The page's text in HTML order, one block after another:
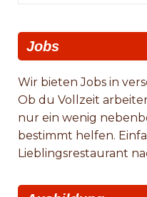
Jobs
Wir bieten Jobs in
Ob du Vollzeit
nur ein wenig
bestimmt helfen.
Lieblingsrestaurant